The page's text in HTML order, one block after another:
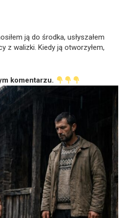
ją do środka, usłyszałem
z walizki. Kiedy ją otworzyłem,
komentarzu.